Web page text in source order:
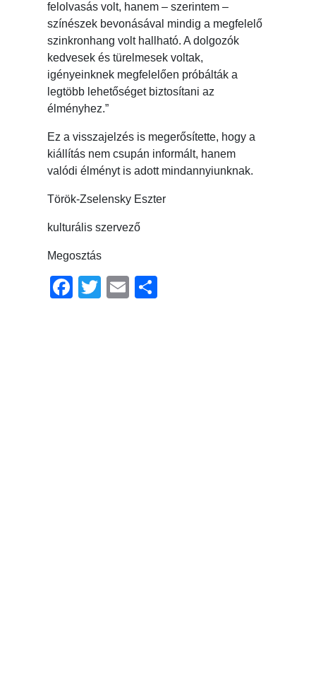
felolvasás volt, hanem – szerintem –
színészek bevonásával mindig a megfelelő
szinkronhang volt hallható. A dolgozók
kedvesek és türelmesek voltak,
igényeinknek megfelelően próbálták a
legtöbb lehetőséget biztosítani az
élményhez.”
Ez a visszajelzés is megerősítette, hogy a
kiállítás nem csupán informált, hanem
valódi élményt is adott mindannyiunknak.
Török-Zselensky Eszter
kulturális szervező
Megosztás
Facebook
TwitterEmail